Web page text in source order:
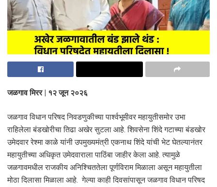
जळगाव मिरर | १२ जून २०२६
जळगाव विधान परिषद निवडणुकीच्या पार्श्वभूमीवर महायुतीसमोर उभा
राहिलेला बंडखोरीचा तिढा अखेर सुटला आहे. शिवसेना शिंदे गटाच्या बंडखोर
उमेदवार रेश्मा काळे यांनी उपमुख्यमंत्री एकनाथ शिंदे यांची भेट घेतल्यानंतर
महायुतीच्या अधिकृत उमेदवाराला पाठिंबा जाहीर केला आहे. त्यामुळे
जळगावमधील राजकीय अनिश्चिततेला पूर्णविराम मिळाला असून महायुतीला
मोठा दिलासा मिळाला आहे. गेल्या काही दिवसांपासून जळगाव विधान परिषद